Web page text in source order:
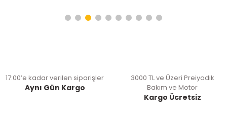
17:00’e kadar verilen siparişler
Aynı Gün Kargo
3000 TL ve Üzeri Preiyodik
Bakım ve Motor
Kargo Ücretsiz